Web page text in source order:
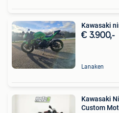
Kawasaki
€ 3.900,-
Lanaken
Kawasaki
Custom